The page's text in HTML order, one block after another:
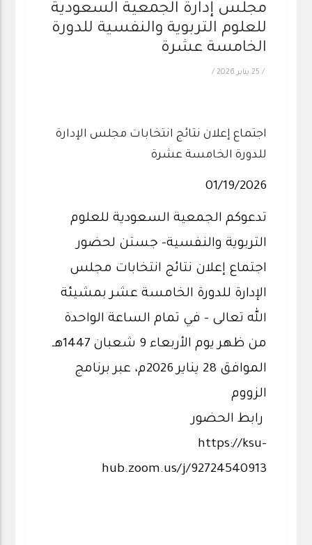
مجلس إدارة الجمعية السعودية
للعلوم التربوية والنفسية للدورة
الخامسة عشرة
/ 25 يناير 2026 /
اجتماع إعلان نتائج انتخابات مجلس الإدارة
للدورة الخامسة عشرة
01/19/2026
تدعوكم الجمعية السعودية للعلوم
التربوية والنفسية- جستن لحضور
اجتماع إعلان نتائج انتخابات مجلس
الإدارة للدورة الخامسة عشر بمشيئة
الله تعالى – في تمام الساعة الواحدة
من ظهر يوم الأربعاء 9 شعبان 1447هـ
الموافق 28 يناير 2026م، عبر برنامج
الزووم
رابط الحضور
https://ksu-
hub.zoom.us/j/92724540913